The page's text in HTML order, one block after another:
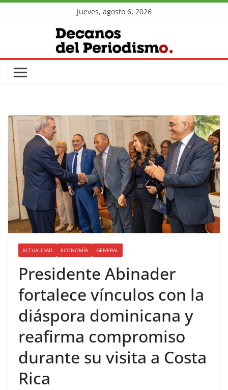
jueves, agosto 6, 2026
ACTUALIDAD ECONOMÍA GENERAL
Presidente Abinader
fortalece vínculos con la
diáspora dominicana y
reafirma compromiso
durante su visita a Costa
Rica